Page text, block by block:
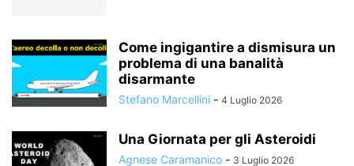
Come ingigantire a dismisura un
problema di una banalità
disarmante
Stefano Marcellini - 4 Luglio 2026
Una Giornata per gli Asteroidi
Agnese Caramanico - 3 Luglio 2026